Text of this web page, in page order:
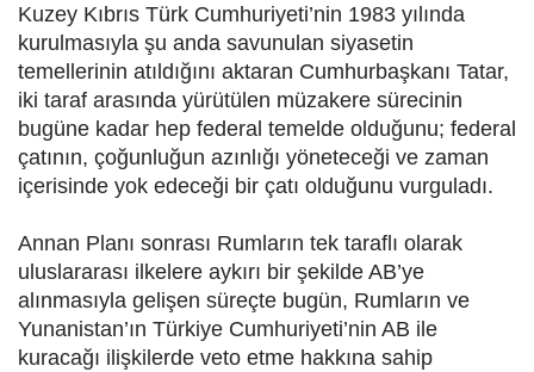
Kuzey Kıbrıs Türk Cumhuriyeti’nin 1983 yılında
kurulmasıyla şu anda savunulan siyasetin
temellerinin atıldığını aktaran Cumhurbaşkanı Tatar,
iki taraf arasında yürütülen müzakere sürecinin
bugüne kadar hep federal temelde olduğunu; federal
çatının, çoğunluğun azınlığı yöneteceği ve zaman
içerisinde yok edeceği bir çatı olduğunu vurguladı.
Annan Planı sonrası Rumların tek taraflı olarak
uluslararası ilkelere aykırı bir şekilde AB’ye
alınmasıyla gelişen süreçte bugün, Rumların ve
Yunanistan’ın Türkiye Cumhuriyeti’nin AB ile
kuracağı ilişkilerde veto etme hakkına sahip